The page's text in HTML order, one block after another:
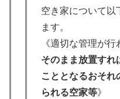
空き家について以
ます。
《適切な管理が
そのまま放置すれ
こととなるおそれ
られる空家等》